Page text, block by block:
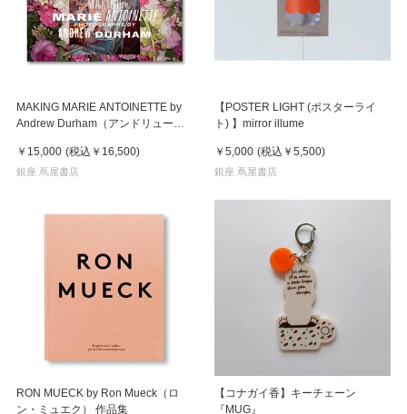
MAKING MARIE ANTOINETTE by
Andrew Durham（アンドリュー・
作品集
￥15,000 (税込 ￥16,500)
銀座 蔦屋書店
【POSTER LIGHT (ポスターライ
ト) 】mirror illume
￥5,000 (税込 ￥5,500)
銀座 蔦屋書店
RON MUECK by Ron Mueck（ロ
ン・ミュエク） 作品集
【コナガイ香】キーチェーン
『MUG』